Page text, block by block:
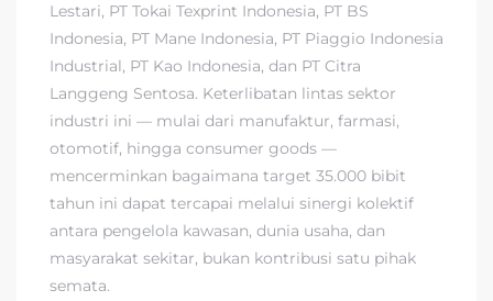
Lestari, PT Tokai Texprint Indonesia, PT BS
Indonesia, PT Mane Indonesia, PT Piaggio Indonesia
Industrial, PT Kao Indonesia, dan PT Citra
Langgeng Sentosa. Keterlibatan lintas sektor
industri ini — mulai dari manufaktur, farmasi,
otomotif, hingga consumer goods —
mencerminkan bagaimana target 35.000 bibit
tahun ini dapat tercapai melalui sinergi kolektif
antara pengelola kawasan, dunia usaha, dan
masyarakat sekitar, bukan kontribusi satu pihak
semata.